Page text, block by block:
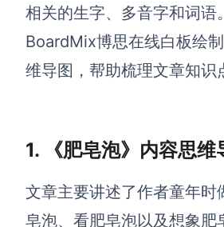
资源与下载
向团队介绍
博思白板boardmix
下载
相关的生字、多音字和词语
BoardMix博思在线白板绘
维导图，帮助梳理文章知识
1. 《肥皂泡》内容思维
文章主要讲述了作者童年时
皂泡、看肥皂泡以及想象肥